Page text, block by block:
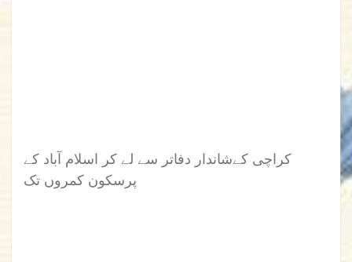
کراچی کےشاندار دفاتر سے لے کر اسلام آباد کے
پرسکون کمروں تک